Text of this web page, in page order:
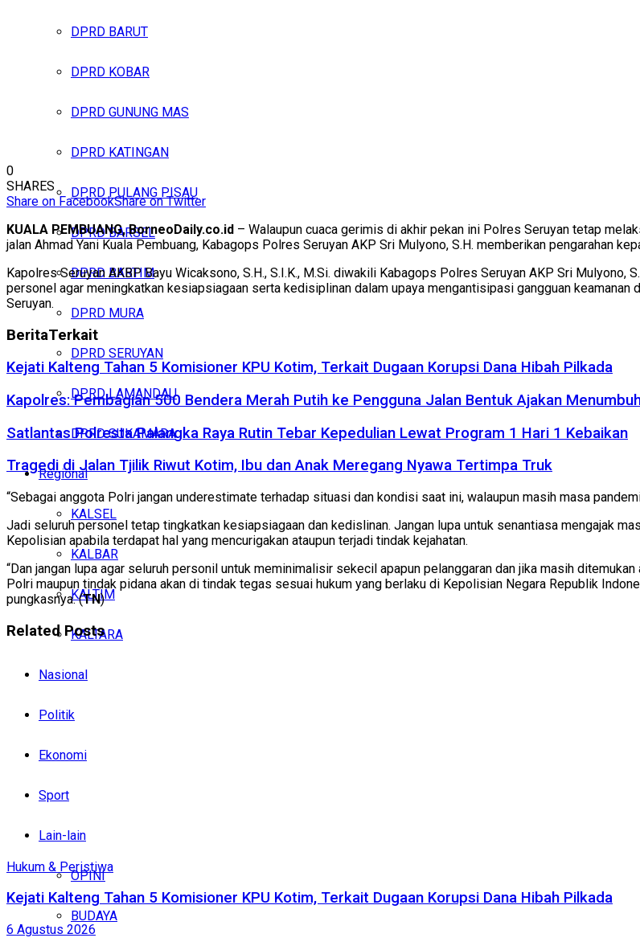
DPRD BARUT
DPRD KOBAR
DPRD GUNUNG MAS
DPRD KATINGAN
DPRD PULANG PISAU
DPRD BARSEL
DPRD BARTIM
DPRD MURA
DPRD SERUYAN
DPRD LAMANDAU
DPRD SUKAMARA
Regional
KALSEL
KALBAR
KALTIM
KALTARA
Nasional
Politik
Ekonomi
Sport
Lain-lain
OPINI
BUDAYA
0
SHARES
Share on FacebookShare on Twitter
KUALA PEMBUANG, BorneoDaily.co.id – Walaupun cuaca gerimis di akhir pekan ini Polres Seruyan tetap
jalan Ahmad Yani Kuala Pembuang, Kabagops Polres Seruyan AKP Sri Mulyono, S.H. memberikan pengarahan
Kapolres Seruyan AKBP Bayu Wicaksono, S.H., S.I.K., M.Si. diwakili Kabagops Polres Seruyan AKP Sri Mulyono,
personel agar meningkatkan kesiapsiagaan serta kedisiplinan dalam upaya mengantisipasi gangguan
Seruyan.
BeritaTerkait
Kejati Kalteng Tahan 5 Komisioner KPU Kotim, Terkait Dugaan Korupsi Dana Hibah Pilkada
Kapolres: Pembagian 500 Bendera Merah Putih ke Pengguna Jalan Bentuk Ajakan
Satlantas Polresta Palangka Raya Rutin Tebar Kepedulian Lewat Program 1 Hari 1 Kebaikan
Tragedi di Jalan Tjilik Riwut Kotim, Ibu dan Anak Meregang Nyawa Tertimpa Truk
“Sebagai anggota Polri jangan underestimate terhadap situasi dan kondisi saat ini, walaupun masih masa
Jadi seluruh personel tetap tingkatkan kesiapsiagaan dan kedislinan. Jangan lupa untuk senantiasa mengajak
Kepolisian apabila terdapat hal yang mencurigakan ataupun terjadi tindak kejahatan.
“Dan jangan lupa agar seluruh personil untuk meminimalisir sekecil apapun pelanggaran dan jika masih
Polri maupun tindak pidana akan di tindak tegas sesuai hukum yang berlaku di Kepolisian Negara Republik
pungkasnya. (TN)
RelatedPosts
Hukum & Peristiwa
Kejati Kalteng Tahan 5 Komisioner KPU Kotim, Terkait Dugaan Korupsi Dana Hibah Pilkada
6 Agustus 2026